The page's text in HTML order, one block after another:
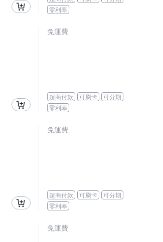
零利率
免運費
超商付款 可刷卡
可分期
零利率
免運費
超商付款 可刷卡
可分期
零利率
免運費